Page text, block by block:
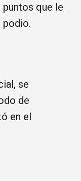
puntos que le
podio.
se
de
en el